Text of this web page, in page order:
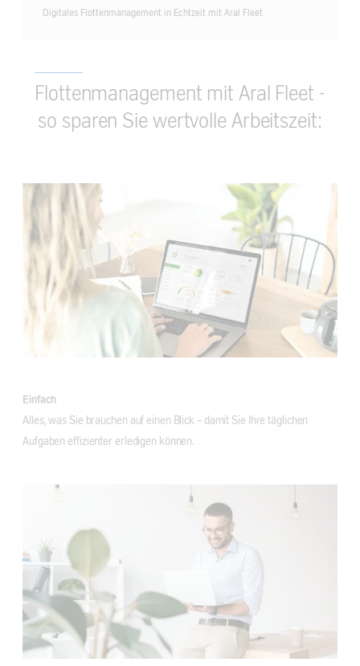
Digitales Flottenmanagement in Echtzeit mit Aral Fleet
Flottenmanagement mit Aral Fleet -
so sparen Sie wertvolle Arbeitszeit:
Einfach
Alles, was Sie brauchen auf einen Blick - damit Sie Ihre täglichen
Aufgaben effizienter erledigen können.